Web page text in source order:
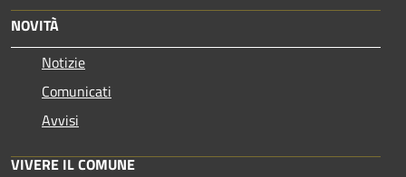
NOVITÀ
Notizie
Comunicati
Avvisi
VIVERE IL COMUNE